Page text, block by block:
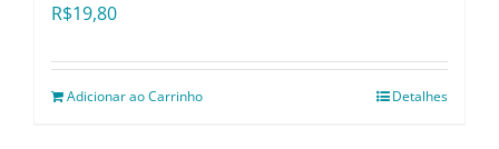
R$19,80
Adicionar ao Carrinho Detalhes